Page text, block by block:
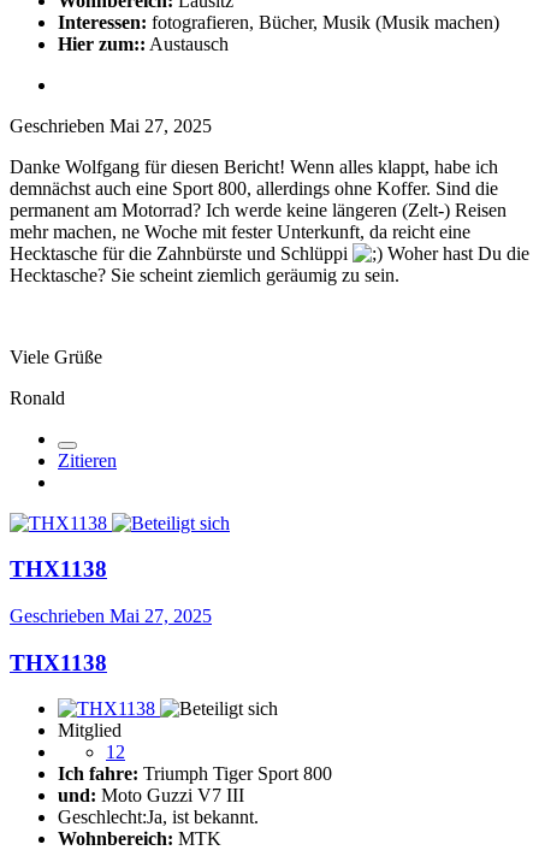
Interessen: fotografieren, Bücher, Musik (Musik machen)
Hier zum:: Austausch
Geschrieben Mai 27, 2025
Danke Wolfgang für diesen Bericht! Wenn alles klappt, habe ich
demnächst auch eine Sport 800, allerdings ohne Koffer. Sind die
permanent am Motorrad? Ich werde keine längeren (Zelt-) Reisen
mehr machen, ne Woche mit fester Unterkunft, da reicht eine
Hecktasche für die Zahnbürste und Schlüppi
Woher hast Du die
Hecktasche? Sie scheint ziemlich geräumig zu sein.
Viele Grüße
Ronald
Zitieren
THX1138
Geschrieben Mai 27, 2025
THX1138
Mitglied
12
Ich fahre: Triumph Tiger Sport 800
und: Moto Guzzi V7 III
Geschlecht:Ja, ist bekannt.
Wohnbereich: MTK